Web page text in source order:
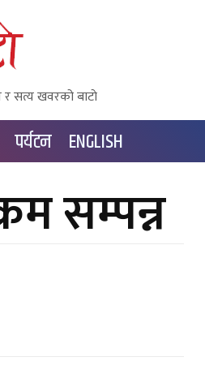
र सत्य खवरको बाटाे
पर्यटन ENGLISH
सम्पन्न